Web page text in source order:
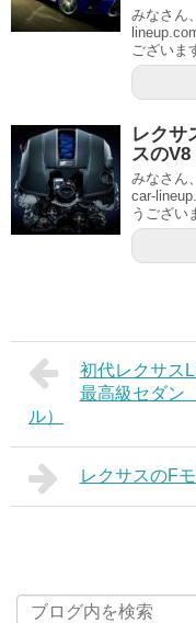
みなさん
ございま
レクサ
スのV8
みなさん
car-
うござい
初代レクサス
最高級セダ
ル）
レクサスのF